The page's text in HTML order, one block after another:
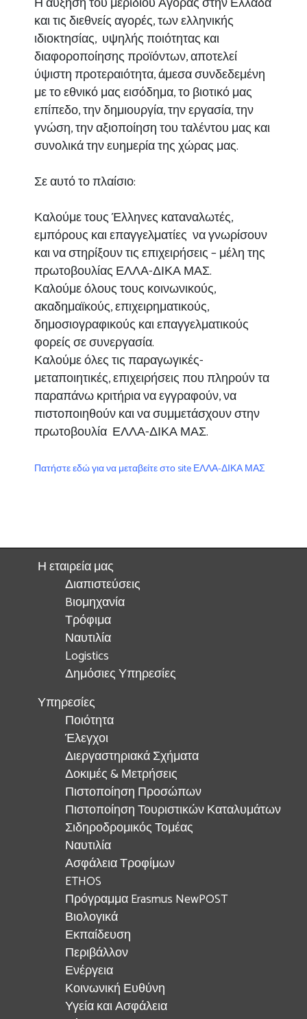
και τις διεθνείς αγορές, των ελληνικής
ιδιοκτησίας, υψηλής ποιότητας και
διαφοροποίησης προϊόντων, αποτελεί
ύψιστη προτεραιότητα, άμεσα συνδεδεμένη
με το εθνικό μας εισόδημα, το βιοτικό μας
επίπεδο, την δημιουργία, την εργασία, την
γνώση, την αξιοποίηση του ταλέντου μας και
συνολικά την ευημερία της χώρας μας.
Σε αυτό το πλαίσιο:
Καλούμε τους Έλληνες καταναλωτές,
εμπόρους και επαγγελματίες να γνωρίσουν
και να στηρίξουν τις επιχειρήσεις – μέλη της
πρωτοβουλίας ΕΛΛΑ-ΔΙΚΑ ΜΑΣ.
Καλούμε όλους τους κοινωνικούς,
ακαδημαϊκούς, επιχειρηματικούς,
δημοσιογραφικούς και επαγγελματικούς
φορείς σε συνεργασία.
Καλούμε όλες τις παραγωγικές-
μεταποιητικές, επιχειρήσεις που πληρούν τα
παραπάνω κριτήρια να εγγραφούν, να
πιστοποιηθούν και να συμμετάσχουν στην
πρωτοβουλία ΕΛΛΑ-ΔΙΚΑ ΜΑΣ.
Πατήστε εδώ για να μεταβείτε στο site ΕΛΛΑ-ΔΙΚΑ ΜΑΣ
Η εταιρεία μας
Διαπιστεύσεις
Bιομηχανία
Τρόφιμα
Ναυτιλία
Logistics
Δημόσιες Υπηρεσίες
Υπηρεσίες
Ποιότητα
Έλεγχοι
Διεργαστηριακά Σχήματα
Δοκιμές & Μετρήσεις
Πιστοποίηση Προσώπων
Πιστοποίηση Τουριστικών Καταλυμάτων
Σιδηροδρομικός Τομέας
Ναυτιλία
Ασφάλεια Τροφίμων
ETHOS
Πρόγραμμα Erasmus NewPOST
Βιολογικά
Εκπαίδευση
Περιβάλλον
Ενέργεια
Κοινωνική Ευθύνη
Υγεία και Ασφάλεια